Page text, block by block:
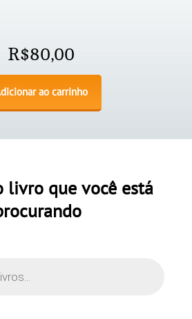
R$80,00
ao carrinho
livro que você está